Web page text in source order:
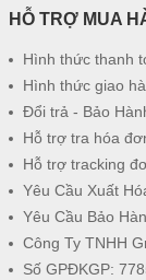
HỖ TRỢ MUA
Hình thức thanh
Hình thức giao
Đổi trả - Bảo
Hỗ trợ tra hóa
Hỗ trợ tracking
Yêu Cầu Xuất
Yêu Cầu Bảo
Công Ty TNHH
Số GPĐKGP: